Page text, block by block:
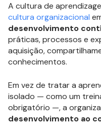
A cultura de
cultura organizacional
desenvolvimento
práticas, processos e
aquisição,
conhecimentos.
Em vez de tratar a
isolado — como um
obrigatório —, a
desenvolvimento ao